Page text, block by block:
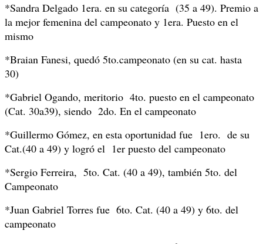
*Sandra Delgado 1era. en su categoría (35 a 49). Premio a
la mejor femenina del campeonato y 1era. Puesto en el
mismo
*Braian Fanesi, quedó 5to.campeonato (en su cat. hasta
30)
*Gabriel Ogando, meritorio 4to. puesto en el campeonato
(Cat. 30a39), siendo 2do. En el campeonato
*Guillermo Gómez, en esta oportunidad fue 1ero. de su
Cat.(40 a 49) y logró el 1er puesto del campeonato
*Sergio Ferreira, 5to. Cat. (40 a 49), también 5to. del
Campeonato
*Juan Gabriel Torres fue 6to. Cat. (40 a 49) y 6to. del
campeonato